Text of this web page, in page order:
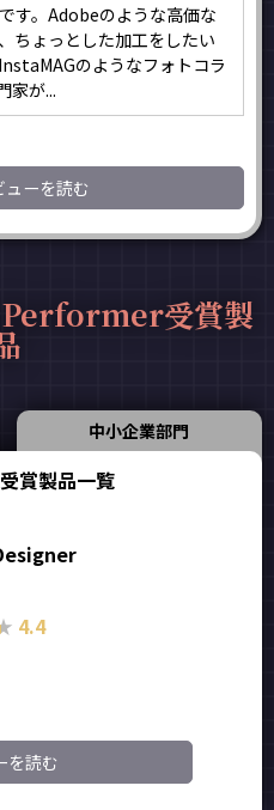
す。Adobeのような高価な
ちょっとした加工をしたい
のようなフォトコラ
家が...
ューを読む
受賞製
中小企業部門
賞製品一覧
4.4
を読む